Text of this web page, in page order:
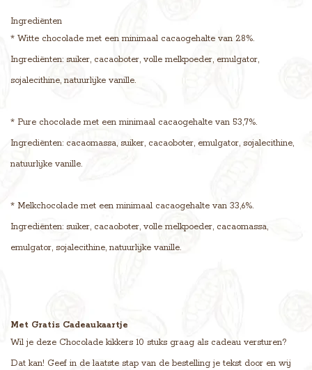
Ingrediënten
* Witte chocolade met een minimaal cacaogehalte van 28%.
Ingrediënten: suiker, cacaoboter, volle melkpoeder, emulgator,
sojalecithine, natuurlijke vanille.
* Pure chocolade met een minimaal cacaogehalte van 53,7%.
Ingrediënten: cacaomassa, suiker, cacaoboter, emulgator, sojalecithine,
natuurlijke vanille.
* Melkchocolade met een minimaal cacaogehalte van 33,6%.
Ingrediënten: suiker, cacaoboter, volle melkpoeder, cacaomassa,
emulgator, sojalecithine, natuurlijke vanille.
Met Gratis Cadeaukaartje
Wil je deze Chocolade kikkers 10 stuks graag als cadeau versturen?
Dat kan! Geef in de laatste stap van de bestelling je tekst door en wij